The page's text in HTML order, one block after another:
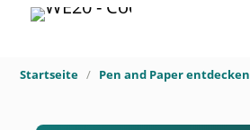
Startseite Pen and Paper entdecken